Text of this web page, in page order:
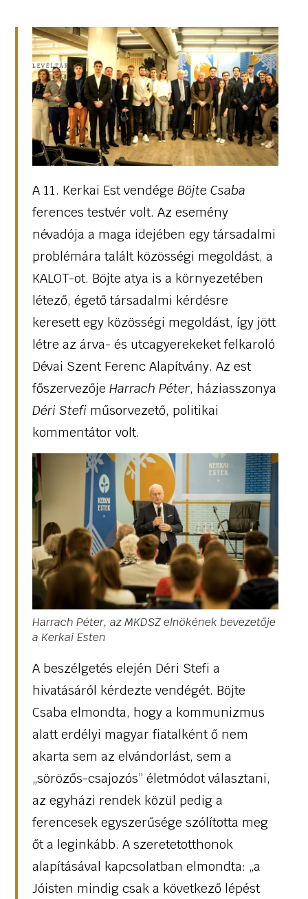
A 11. Kerkai Est vendége Böjte Csaba
ferences testvér volt. Az esemény
névadója a maga idejében egy társadalmi
problémára talált közösségi megoldást, a
KALOT-ot. Böjte atya is a környezetében
létező, égető társadalmi kérdésre
keresett egy közösségi megoldást, így jött
létre az árva- és utcagyerekeket felkaroló
Dévai Szent Ferenc Alapítvány. Az est
főszervezője Harrach Péter, háziasszonya
Déri Stefiműsorvezető, politikai
kommentátor volt.
Harrach Péter, az MKDSZ elnökének bevezetője
a Kerkai Esten
A beszélgetés elején Déri Stefi a
hivatásáról kérdezte vendégét. Böjte
Csaba elmondta, hogy a kommunizmus
alatt erdélyi magyar fiatalként ő nem
akarta sem az elvándorlást, sem a
„sörözős-csajozós” életmódot választani,
az egyházi rendek közül pedig a
ferencesek egyszerűsége szólította meg
őt a leginkább. A szeretetotthonok
alapításával kapcsolatban elmondta: „a
Jóisten mindig csak a következő lépést